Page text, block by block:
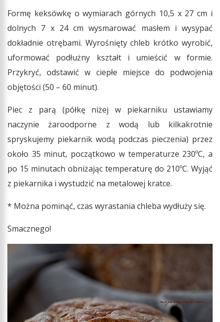
Formę keksówkę o wymiarach górnych 10,5 x 27 cm i
dolnych 7 x 24 cm wysmarować masłem i wysypać
dokładnie otrębami. Wyrośnięty chleb krótko wyrobić,
uformować podłużny kształt i umieścić w formie.
Przykryć, odstawić w ciepłe miejsce do podwojenia
objętości (50 – 60 minut).
Piec z parą (półkę niżej w piekarniku ustawiamy
naczynie żaroodporne z wodą lub kilkakrotnie
spryskujemy piekarnik wodą podczas pieczenia) przez
około 35 minut, początkowo w temperaturze 230ºC, a
po 15 minutach obniżając temperaturę do 210ºC. Wyjąć
z piekarnika i wystudzić na metalowej kratce.
* Można pominąć, czas wyrastania chleba wydłuży się.
Smacznego!